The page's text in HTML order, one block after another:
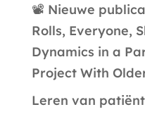
📽️ Nieuwe
Rolls, Everyone,
Dynamics in a
Project With
Leren van